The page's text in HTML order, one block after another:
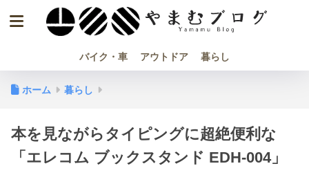
バイク・車 アウトドア 暮らし
ホーム 暮らし
本を見ながらタイピングに超絶便利な
「エレコム ブックスタンド EDH-004」